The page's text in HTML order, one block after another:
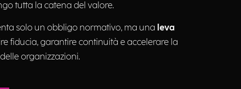
tutta la catena del valore.
solo un obbligo normativo, ma una leva
fiducia, garantire continuità e accelerare la
organizzazioni.